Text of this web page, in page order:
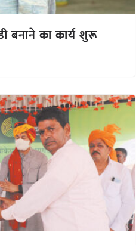
बनाने का कार्य शुरू